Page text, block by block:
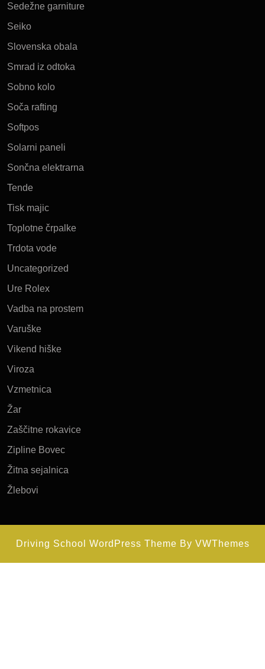
Sedežne garniture
Seiko
Slovenska obala
Smrad iz odtoka
Sobno kolo
Soča rafting
Softpos
Solarni paneli
Sončna elektrarna
Tende
Tisk majic
Toplotne črpalke
Trdota vode
Uncategorized
Ure Rolex
Vadba na prostem
Varuške
Vikend hiške
Viroza
Vzmetnica
Žar
Zaščitne rokavice
Zipline Bovec
Žitna sejalnica
Žlebovi
Driving School WordPress Theme By VWThemes